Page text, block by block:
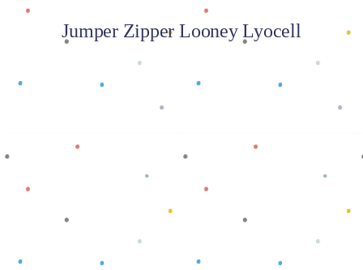
Jumper Zipper Looney Lyocell
Baca selengkapnya